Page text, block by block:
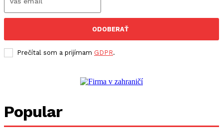
ODOBERAŤ
Prečítal som a prijímam GDPR.
Popular